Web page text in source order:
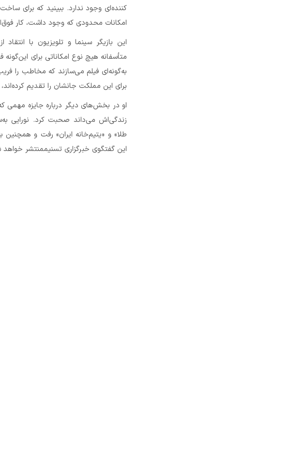
کننده‌ای وجود ندارد. ببینید که برای
امکانات محدودی که وجود داشت، کار
این بازیگر سینما و تلویزیون با
متأسفانه هیچ نوع امکاناتی برای
به‌گونه‌ای فیلم می‌سازند که مخاطب را
برای این مملکت جانشان را تقدیم
او در بخش‌های دیگر درباره جایزه‌ مهمی
زندگی‌اش می‌داند صحبت کرد. نورایی
طلا» و «یتیم‌خانه ایران» رفت و
این گفتگوی خبرگزاری تسنیممنتشر